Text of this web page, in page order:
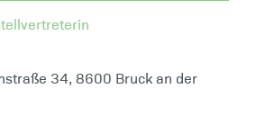
34, 8600 Bruck an der